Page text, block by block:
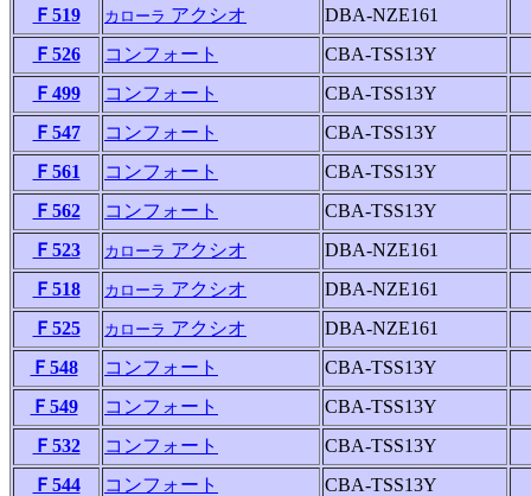
Ｆ519
カローラ アクシオ
DBA-NZE161
Ｆ526
コンフォート
CBA-TSS13Y
Ｆ499
コンフォート
CBA-TSS13Y
Ｆ547
コンフォート
CBA-TSS13Y
Ｆ561
コンフォート
CBA-TSS13Y
Ｆ562
コンフォート
CBA-TSS13Y
Ｆ523
カローラ アクシオ
DBA-NZE161
Ｆ518
カローラ アクシオ
DBA-NZE161
Ｆ525
カローラ アクシオ
DBA-NZE161
Ｆ548
コンフォート
CBA-TSS13Y
Ｆ549
コンフォート
CBA-TSS13Y
Ｆ532
コンフォート
CBA-TSS13Y
Ｆ544
コンフォート
CBA-TSS13Y